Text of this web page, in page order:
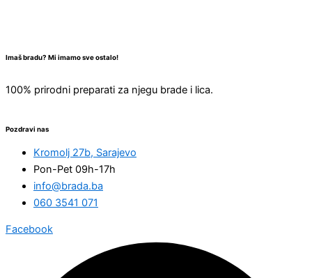
Imaš bradu? Mi imamo sve ostalo!
100% prirodni preparati za njegu brade i lica.
Pozdravi nas
Kromolj 27b, Sarajevo
Pon-Pet 09h-17h
info@brada.ba
060 3541 071
Facebook